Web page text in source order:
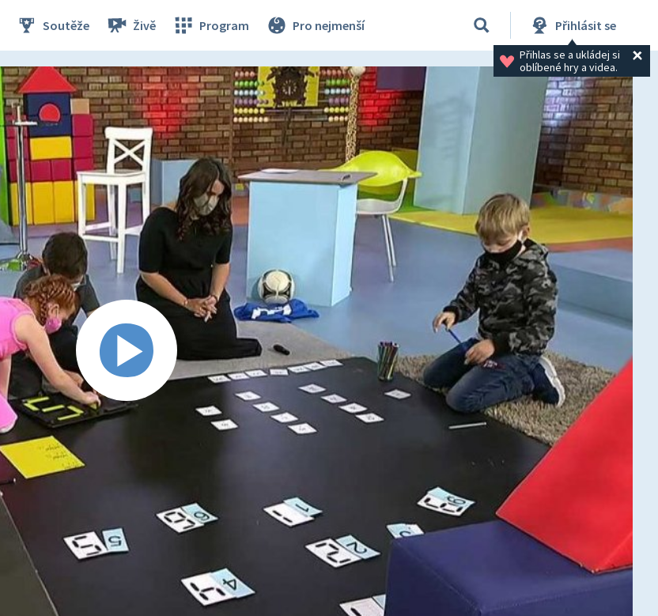
Soutěže Živě Program Pro nejmenší Přihlásit se
Přihlas se a ukládej si
oblíbené hry a videa.